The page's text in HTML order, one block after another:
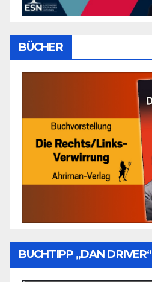
BÜCHER
BUCHTIPP „DAN DRIVER“